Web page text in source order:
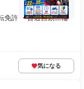
免許 ・普通自動二輪
気になる